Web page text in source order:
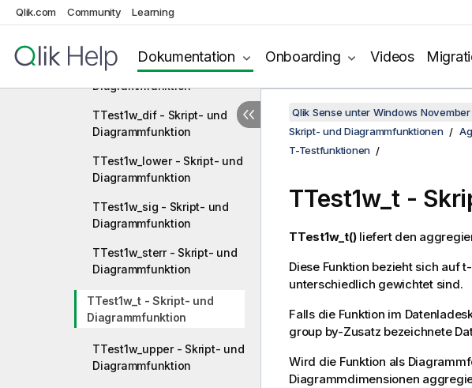
Qlik.com Community Learning
Dokumentation Onboarding Videos
TTest1w_conf - Skript- und
TTest1w_df - Skript- und
Diagrammfunktion
TTest1w_dif - Skript- und
Diagrammfunktion
TTest1w_lower - Skript- und
Diagrammfunktion
TTest1w_sig - Skript- und
Diagrammfunktion
TTest1w_sterr - Skript- und
Diagrammfunktion
TTest1w_t - Skript- und
Diagrammfunktion
TTest1w_upper - Skript- und
Diagrammfunktion
Qlik Sense unter Windows
Skript- und Diagrammfunktionen
T-Testfunktionen
TTest1w_t-
TTest1w_t()liefert den
Diese Funktion bezieht sich auf
unterschiedlich gewichtet sind.
Falls die Funktion im
group by-Zusatz bezeichnete
Wird die Funktion als
Diagrammdimensionen